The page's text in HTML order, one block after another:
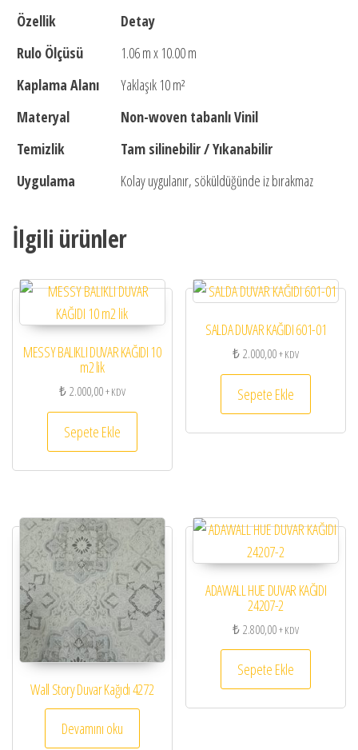
Özellik
Detay
Rulo Ölçüsü
1.06 m x 10.00 m
Kaplama Alanı
Yaklaşık 10 m²
Materyal
Non-woven tabanlı Vinil
Temizlik
Tam silinebilir / Yıkanabilir
Uygulama
Kolay uygulanır, söküldüğünde iz bırakmaz
İlgili ürünler
MESSY BALIKLI DUVAR KAĞIDI 10
m2 lik
₺2.000,00+ KDV
Sepete Ekle
SALDA DUVAR KAĞIDI 601-01
₺2.000,00+ KDV
Sepete Ekle
Wall Story Duvar Kağıdı 4272
Devamını oku
ADAWALL HUE DUVAR KAĞIDI
24207-2
₺2.800,00+ KDV
Sepete Ekle